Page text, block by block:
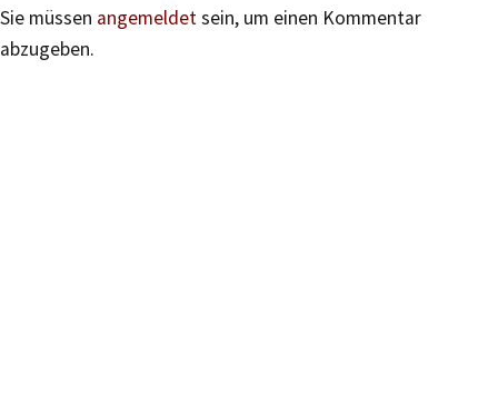
Sie müssen angemeldetsein, um einen Kommentar
abzugeben.